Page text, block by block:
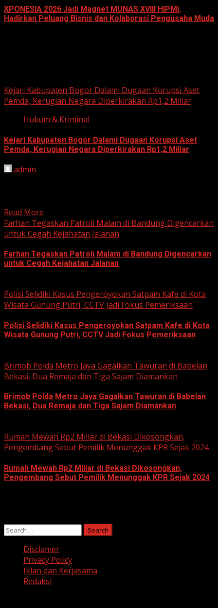
XPONESIA 2026 Jadi Magnet MUNAS XVIII HIPMI,
Hadirkan Peluang Bisnis dan Kolaborasi Pengusaha Muda
Kejari Kabupaten Bogor Dalami Dugaan Korupsi Aset
Pemda, Kerugian Negara Diperkirakan Rp1,2 Miliar
Hukum & Kriminal
Kejari Kabupaten Bogor Dalami Dugaan Korupsi Aset
Pemda, Kerugian Negara Diperkirakan Rp1,2 Miliar
admin
Read More
Farhan Tegaskan Patroli Malam di Bandung Digencarkan
untuk Cegah Kejahatan Jalanan
Farhan Tegaskan Patroli Malam di Bandung Digencarkan
untuk Cegah Kejahatan Jalanan
Polisi Selidiki Kasus Pengeroyokan Satpam Kafe di Kota
Wisata Gunung Putri, CCTV Jadi Fokus Pemeriksaan
Polisi Selidiki Kasus Pengeroyokan Satpam Kafe di Kota
Wisata Gunung Putri, CCTV Jadi Fokus Pemeriksaan
Brimob Polda Metro Jaya Gagalkan Tawuran di Babelan
Bekasi, Dua Remaja dan Tiga Sajam Diamankan
Brimob Polda Metro Jaya Gagalkan Tawuran di Babelan
Bekasi, Dua Remaja dan Tiga Sajam Diamankan
Rumah Mewah Rp2 Miliar di Bekasi Dikosongkan,
Pengembang Sebut Pemilik Menunggak KPR Sejak 2024
Rumah Mewah Rp2 Miliar di Bekasi Dikosongkan,
Pengembang Sebut Pemilik Menunggak KPR Sejak 2024
Search
Disclamer
Privacy Policy
Iklan dan Kerjasama
Redaksi